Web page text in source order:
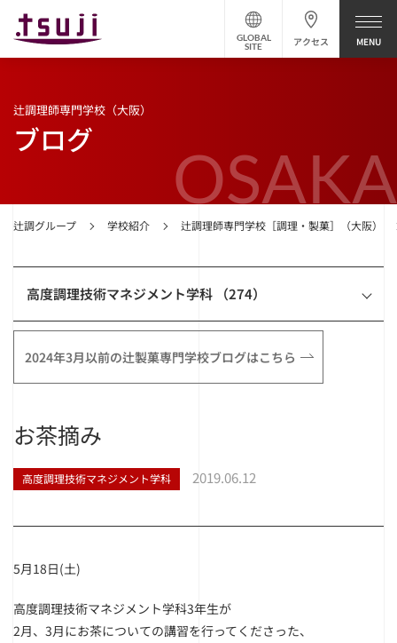
アクセス
GLOBAL
SITE
OSAKA
辻調グループ 学校紹介 辻調理師専門学校［調理・製菓］（大阪）
辻調理師専門学校（大阪）
ブログ
高度調理技術マネジメント学科 （274）
2024年3月以前の辻製菓専門学校ブログはこちら
お茶摘み
高度調理技術マネジメント学科 2019.06.12
5月18日(土)
高度調理技術マネジメント学科3年生が
2月、3月にお茶についての講習を行ってくださった、